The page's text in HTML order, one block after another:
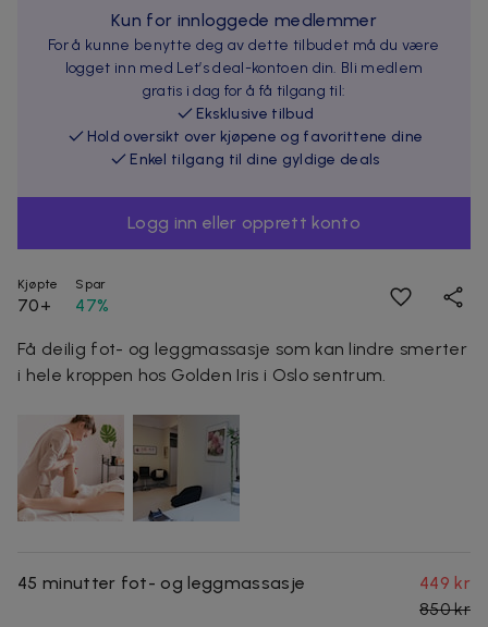
Kun for innloggede medlemmer
For å kunne benytte deg av dette tilbudet må du være
logget inn med Let’s deal-kontoen din. Bli medlem
gratis i dag for å få tilgang til:
Eksklusive tilbud
Hold oversikt over kjøpene og favorittene dine
Enkel tilgang til dine gyldige deals
Logg inn eller opprett konto
Kjøpte
70+
Spar
47%
Få deilig fot- og leggmassasje som kan lindre smerter
i hele kroppen hos Golden Iris i Oslo sentrum.
45 minutter fot- og leggmassasje
449 kr
850 kr